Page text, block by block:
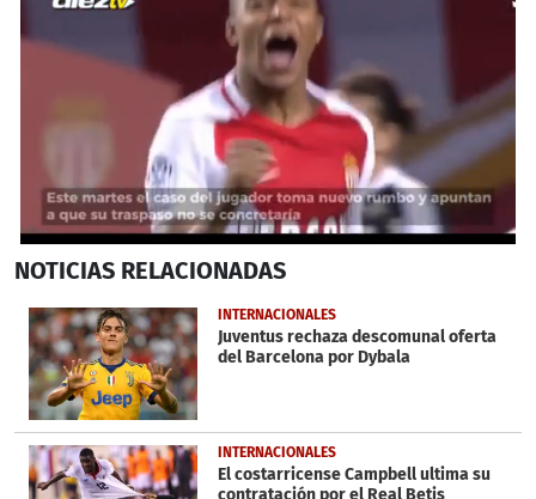
seconds
50
seconds
NOTICIAS RELACIONADAS
INTERNACIONALES
Juventus rechaza descomunal oferta
del Barcelona por Dybala
INTERNACIONALES
El costarricense Campbell ultima su
contratación por el Real Betis